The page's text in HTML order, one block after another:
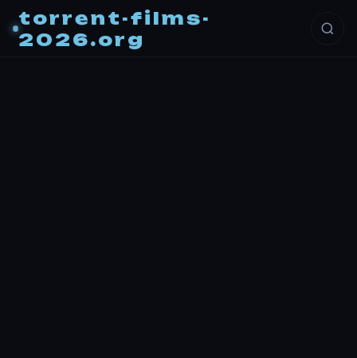
torrent-films-
2026.org